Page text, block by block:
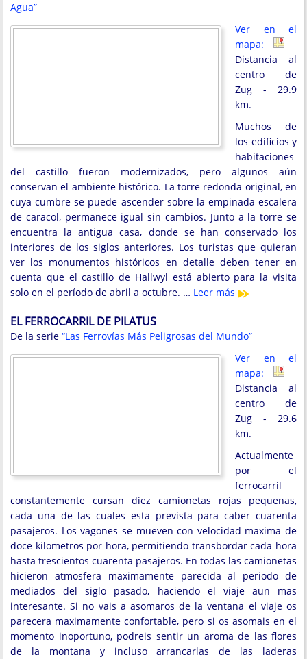
Agua”
Ver en el
mapa:
Distancia al
centro de
Zug - 29.9
km.
Muchos de
los edificios y
habitaciones
del castillo fueron modernizados, pero algunos aún
conservan el ambiente histórico. La torre redonda original, en
cuya cumbre se puede ascender sobre la empinada escalera
de caracol, permanece igual sin cambios. Junto a la torre se
encuentra la antigua casa, donde se han conservado los
interiores de los siglos anteriores. Los turistas que quieran
ver los monumentos históricos en detalle deben tener en
cuenta que el castillo de Hallwyl está abierto para la visita
solo en el período de abril a octubre. … Leer más
EL FERROCARRIL DE PILATUS
De la serie “Las Ferrovías Más Peligrosas del Mundo”
Ver en el
mapa:
Distancia al
centro de
Zug - 29.6
km.
Actualmente
por el
ferrocarril
constantemente cursan diez camionetas rojas pequenas,
cada una de las cuales esta prevista para caber cuarenta
pasajeros. Los vagones se mueven con velocidad maxima de
doce kilometros por hora, permitiendo transbordar cada hora
hasta trescientos cuarenta pasajeros. En todas las camionetas
hicieron atmosfera maximamente parecida al periodo de
mediados del siglo pasado, haciendo el viaje aun mas
interesante. Si no vais a asomaros de la ventana el viaje os
parecera maximamente confortable, pero si os asomais en el
momento inoportuno, podreis sentir un aroma de las flores
de la montana y incluso arrancarlas de las laderas